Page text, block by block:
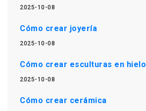
2025-10-08
Cómo crear joyería
2025-10-08
Cómo crear esculturas en hielo
2025-10-08
Cómo crear cerámica